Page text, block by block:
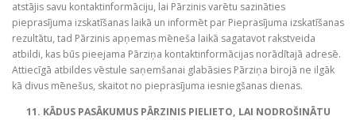
atstājis savu kontaktinformāciju, lai Pārzinis varētu sazināties
pieprasījuma izskatīšanas laikā un informēt par Pieprasījuma izskatīšanas
rezultātu, tad Pārzinis apņemas mēneša laikā sagatavot rakstveida
atbildi, kas būs pieejama Pārziņa kontaktinformācijas norādītajā adresē.
Attiecīgā atbildes vēstule saņemšanai glabāsies Pārziņa birojā ne ilgāk
kā divus mēnešus, skaitot no pieprasījuma iesniegšanas dienas.
11. KĀDUS PASĀKUMUS PĀRZINIS PIELIETO, LAI NODROŠINĀTU